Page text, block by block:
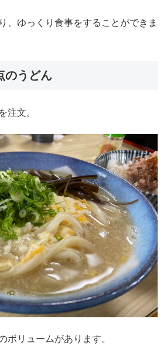
、ゆっくり食事をすることができま
のうどん
を注文。
ボリュームがあります。